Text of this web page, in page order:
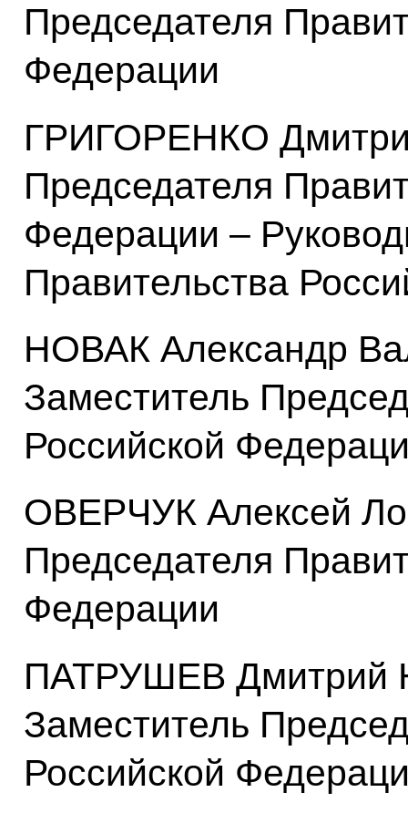
Председателя
Федерации
ГРИГОРЕНКО
Председателя
Федерации –
Правительства
НОВАК Александр
Заместитель
Российской
ОВЕРЧУК Алексей
Председателя
Федерации
ПАТРУШЕВ Дмитрий
Заместитель
Российской